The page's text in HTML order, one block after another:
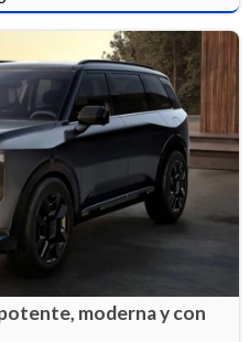
moderna y con